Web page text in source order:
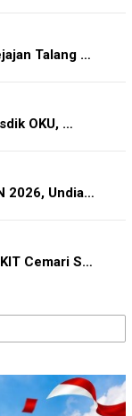
Talang …
OKU, …
2026, Undia…
Cemari S…